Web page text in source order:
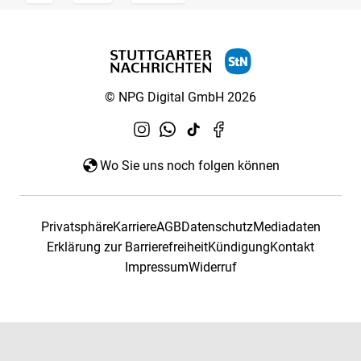
© NPG Digital GmbH 2026
Wo Sie uns noch folgen können
PrivatsphäreKarriereAGBDatenschutzMediadaten
Erklärung zur BarrierefreiheitKündigungKontakt
ImpressumWiderruf